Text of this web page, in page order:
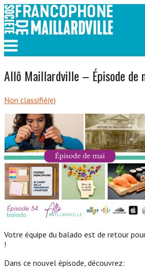
Skip
to
content
Menu
Allô Maillardville – Épisode de
Non classifié(e)
Votre équipe du balado est de retour
!
Dans ce nouvel épisode, découvrez: